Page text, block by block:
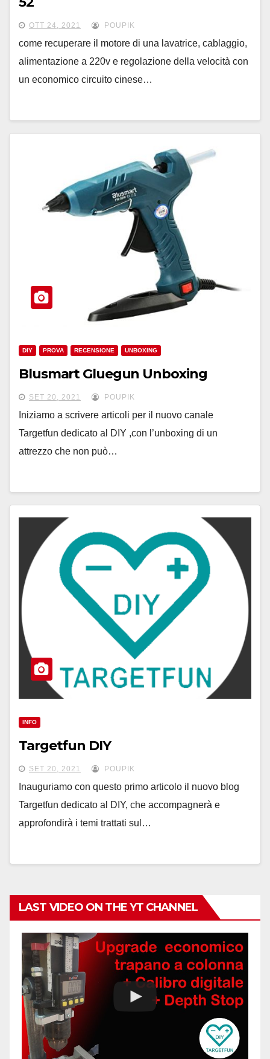
OTT 24, 2021 POUPIK
come recuperare il motore di una lavatrice, cablaggio,
alimentazione a 220v e regolazione della velocità con
un economico circuito cinese…
DIY PROVA RECENSIONE UNBOXING
Blusmart Gluegun Unboxing
SET 20, 2021 POUPIK
Iniziamo a scrivere articoli per il nuovo canale
Targetfun dedicato al DIY ,con l’unboxing di un
attrezzo che non può…
INFO
Targetfun DIY
SET 20, 2021 POUPIK
Inauguriamo con questo primo articolo il nuovo blog
Targetfun dedicato al DIY, che accompagnerà e
approfondirà i temi trattati sul…
LAST VIDEO ON THE YT CHANNEL